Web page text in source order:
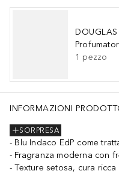
DOUGLAS
1 pezzo
INFORMAZIONI
SORPRESA
Blu Indaco EdP come
Fragranza moderna con
Texture setosa, cura ricca